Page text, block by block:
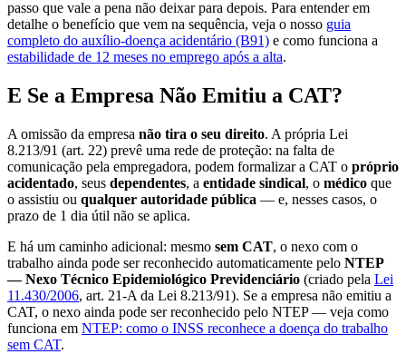
passo que vale a pena não deixar para depois. Para entender em
detalhe o benefício que vem na sequência, veja o nosso guia
completo do auxílio-doença acidentário (B91) e como funciona a
estabilidade de 12 meses no emprego após a alta.
E Se a Empresa Não Emitiu a CAT?
A omissão da empresa não tira o seu direito. A própria Lei
8.213/91 (art. 22) prevê uma rede de proteção: na falta de
comunicação pela empregadora, podem formalizar a CAT o próprio
acidentado, seus dependentes, a entidade sindical, o médico que
o assistiu ou qualquer autoridade pública — e, nesses casos, o
prazo de 1 dia útil não se aplica.
E há um caminho adicional: mesmo sem CAT, o nexo com o
trabalho ainda pode ser reconhecido automaticamente pelo NTEP
— Nexo Técnico Epidemiológico Previdenciário (criado pela Lei
11.430/2006, art. 21-A da Lei 8.213/91). Se a empresa não emitiu a
CAT, o nexo ainda pode ser reconhecido pelo NTEP — veja como
funciona em NTEP: como o INSS reconhece a doença do trabalho
sem CAT.